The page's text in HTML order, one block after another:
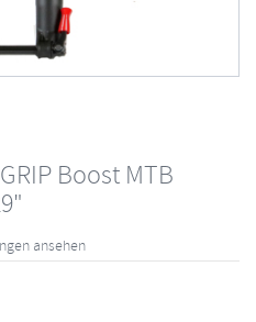
Boost MTB
ansehen